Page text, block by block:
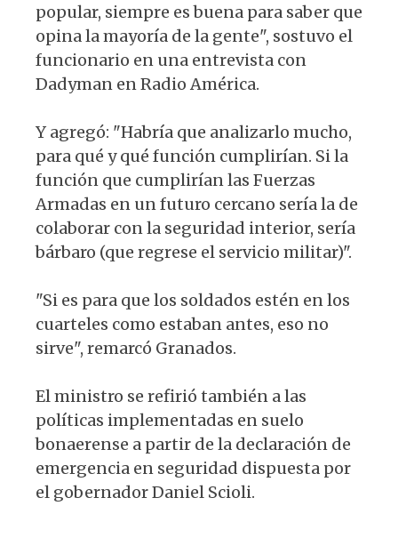
popular, siempre es buena para saber que
opina la mayoría de la gente", sostuvo el
funcionario en una entrevista con
Dadyman en Radio América.
Y agregó: "Habría que analizarlo mucho,
para qué y qué función cumplirían. Si la
función que cumplirían las Fuerzas
Armadas en un futuro cercano sería la de
colaborar con la seguridad interior, sería
bárbaro (que regrese el servicio militar)".
"Si es para que los soldados estén en los
cuarteles como estaban antes, eso no
sirve", remarcó Granados.
El ministro se refirió también a las
políticas implementadas en suelo
bonaerense a partir de la declaración de
emergencia en seguridad dispuesta por
el gobernador Daniel Scioli.